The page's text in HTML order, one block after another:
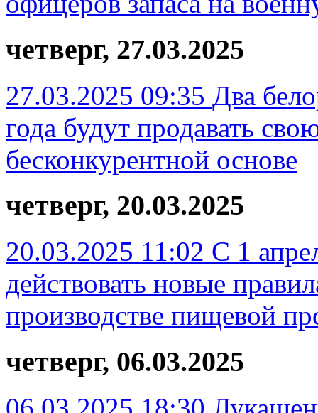
четверг, 27.03.2025
27.03.2025 09:35 Два
года будут продавать
бесконкурентной основе
четверг, 20.03.2025
20.03.2025 11:02 С 1
действовать новые
производстве пищевой
четверг, 06.03.2025